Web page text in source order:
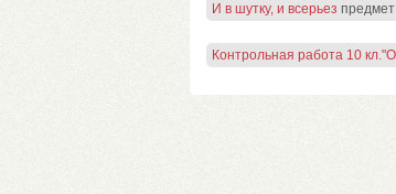
И в шутку, и всерьез
Контрольная работа 10